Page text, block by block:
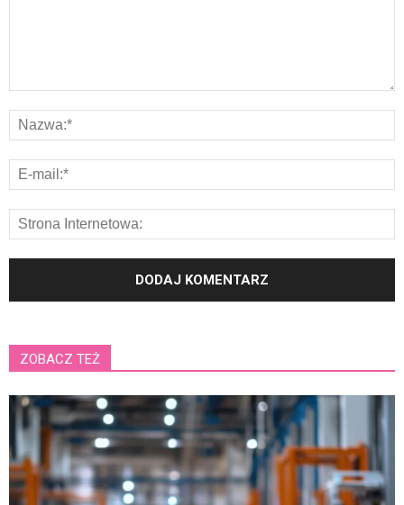
ZOBACZ TEŻ